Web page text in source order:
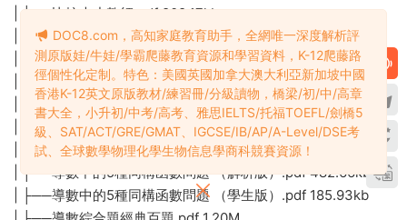
| ├──比較大小教師.pdf 808.17kb
| ├──比較大小學生.pdf 296.25kb
| ├──不等式的恒成立與存在性問題.pdf 260.07kb
| ├──導數的44講教師版.pdf 5.49M
| ├──導數系統性突破26講.zip 9.91M
| ├──導數壓軸20題最終答案.pdf 407.91kb
| ├──導數壓軸小題精選80題.pdf 2.35M
| ├──導數中的5種同構函數問題 （解析版）.pdf 482.66kb
| ├──導數中的5種同構函數問題 （學生版）.pdf 185.93kb
DOC8.com，高知家庭教育助手，全網唯一深度解析評
測原版娃/牛娃/學霸爬藤教育資源和學習資料，K-12爬藤路
徑個性化定制。特色：美國英國加拿大澳大利亞新加坡中國
香港K-12英文原版教材/練習冊/分級讀物，橋梁/初/中/高章
書大全，小升初/中考/高考、雅思IELTS/托福TOEFL/劍橋5
級、SAT/ACT/GRE/GMAT、IGCSE/IB/AP/A-Level/DSE考
試、全球數學物理化學生物信息學商科競賽資源！